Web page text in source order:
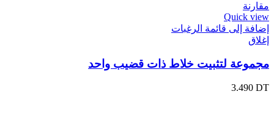
مقارنة
Quick view
إضافة إلى قائمة الرغبات
إغلاق
مجموعة لتثبيت خلاط ذات قضيب واحد
3.490 DT